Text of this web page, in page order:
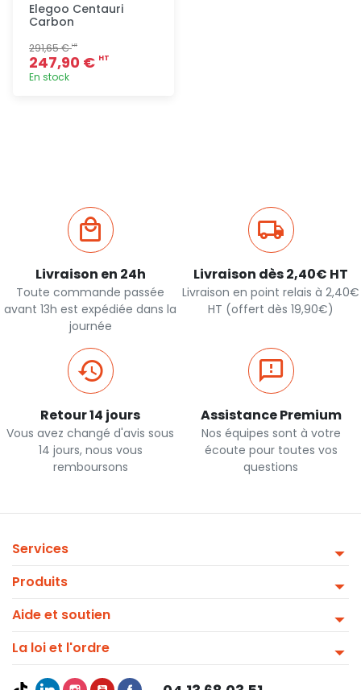
Elegoo Centauri
Carbon
291,65 €HT
247,90 € HT
En stock
Livraison en 24h
Toute commande passée
avant 13h est expédiée dans la
journée
Livraison dès 2,40€ HT
Livraison en point relais à 2,40€
HT (offert dès 19,90€)
Retour 14 jours
Vous avez changé d'avis sous
14 jours, nous vous
remboursons
Assistance Premium
Nos équipes sont à votre
écoute pour toutes vos
questions
Services
Produits
Aide et soutien
La loi et l'ordre